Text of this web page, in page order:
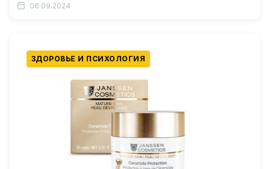
06.09.2024
ЗДОРОВЬЕ И ПСИХОЛОГИЯ